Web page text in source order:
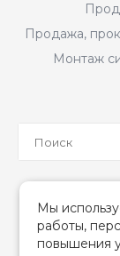
Продажа,
Монтаж
Мы
работы,
повышения